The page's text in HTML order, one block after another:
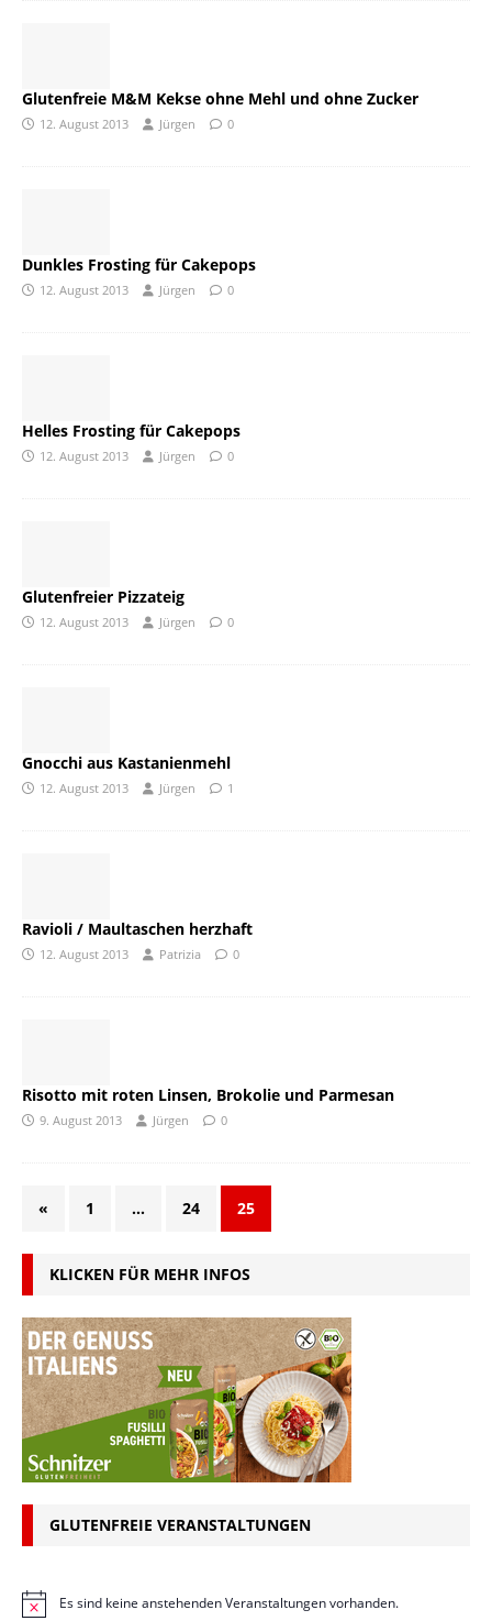
Glutenfreie M&M Kekse ohne Mehl und ohne Zucker
12. August 2013 Jürgen 0
Dunkles Frosting für Cakepops
12. August 2013 Jürgen 0
Helles Frosting für Cakepops
12. August 2013 Jürgen 0
Glutenfreier Pizzateig
12. August 2013 Jürgen 0
Gnocchi aus Kastanienmehl
12. August 2013 Jürgen 1
Ravioli / Maultaschen herzhaft
12. August 2013 Patrizia 0
Risotto mit roten Linsen, Brokolie und Parmesan
9. August 2013 Jürgen 0
« 1 … 24 25
KLICKEN FÜR MEHR INFOS
GLUTENFREIE VERANSTALTUNGEN
H
Es sind keine anstehenden Veranstaltungen vorhanden.